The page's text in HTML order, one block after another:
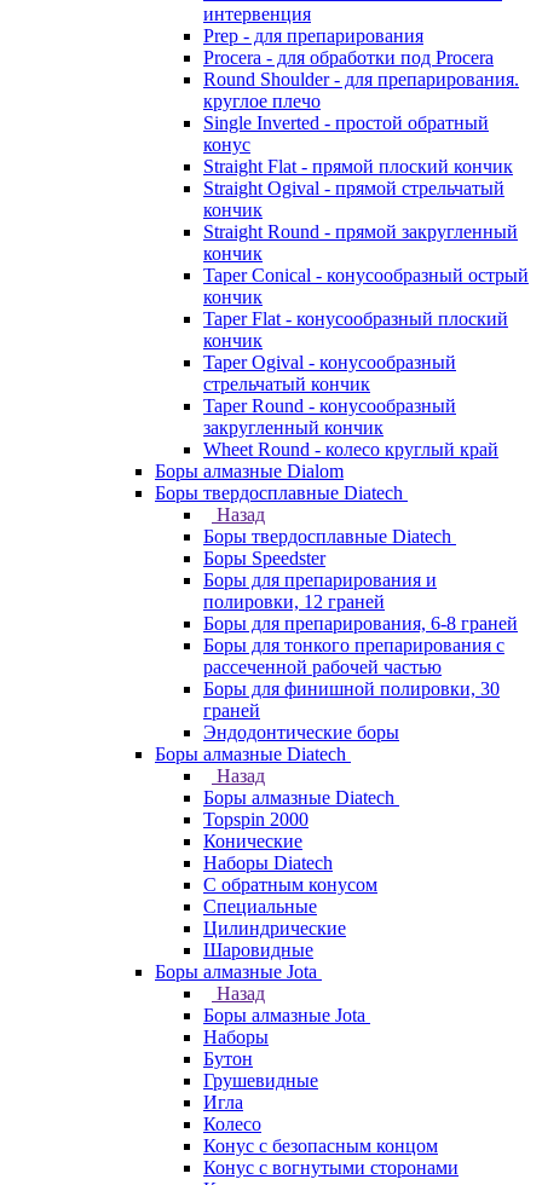
интервенция
Prep - для препарирования
Procera - для обработки под Procera
Round Shoulder - для препарирования.
круглое плечо
Single Inverted - простой обратный
конус
Straight Flat - прямой плоский кончик
Straight Ogival - прямой стрельчатый
кончик
Straight Round - прямой закругленный
кончик
Taper Conical - конусообразный острый
кончик
Taper Flat - конусообразный плоский
кончик
Taper Ogival - конусообразный
стрельчатый кончик
Taper Round - конусообразный
закругленный кончик
Wheet Round - колесо круглый край
Боры алмазные Dialom
Боры твердосплавные Diatech
Назад
Боры твердосплавные Diatech
Боры Speedster
Боры для препарирования и
полировки, 12 граней
Боры для препарирования, 6-8 граней
Боры для тонкого препарирования с
рассеченной рабочей частью
Боры для финишной полировки, 30
граней
Эндодонтические боры
Боры алмазные Diatech
Назад
Боры алмазные Diatech
Topspin 2000
Конические
Наборы Diatech
С обратным конусом
Специальные
Цилиндрические
Шаровидные
Боры алмазные Jota
Назад
Боры алмазные Jota
Наборы
Бутон
Грушевидные
Игла
Колесо
Конус с безопасным концом
Конус с вогнутыми сторонами